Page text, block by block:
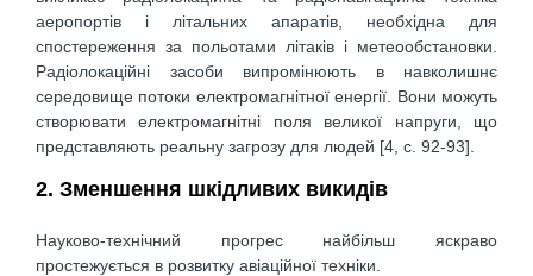
аеропортів і літальних апаратів, необхідна для
спостереження за польотами літаків і метеообстановки.
Радіолокаційні засоби випромінюють в навколишнє
середовище потоки електромагнітної енергії. Вони можуть
створювати електромагнітні поля великої напруги, що
представляють реальну загрозу для людей [4, c. 92-93].
2. Зменшення шкідливих викидів
Науково-технічний прогрес найбільш яскраво
простежується в розвитку авіаційної техніки.